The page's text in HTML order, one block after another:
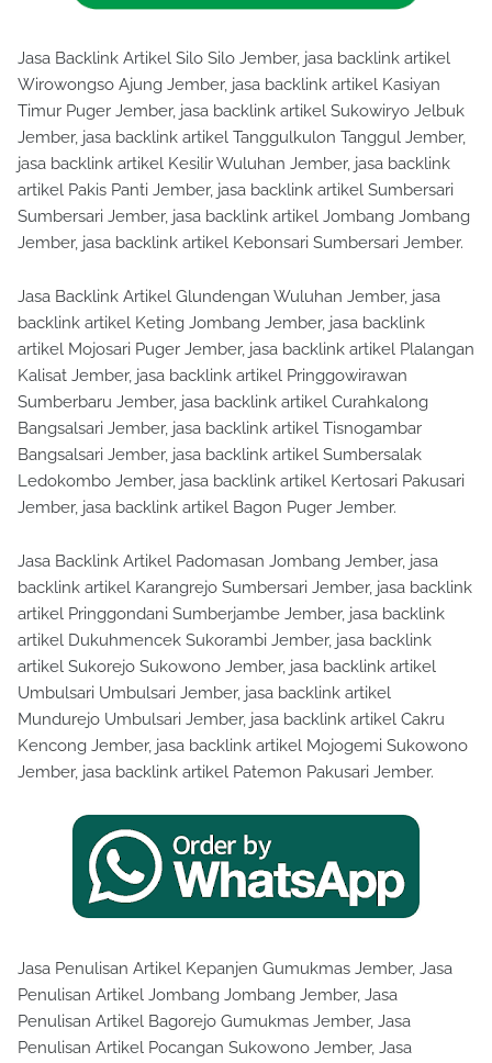
Jasa Backlink Artikel Silo Silo Jember, jasa backlink artikel
Wirowongso Ajung Jember, jasa backlink artikel Kasiyan
Timur Puger Jember, jasa backlink artikel Sukowiryo Jelbuk
Jember, jasa backlink artikel Tanggulkulon Tanggul Jember,
jasa backlink artikel Kesilir Wuluhan Jember, jasa backlink
artikel Pakis Panti Jember, jasa backlink artikel Sumbersari
Sumbersari Jember, jasa backlink artikel Jombang Jombang
Jember, jasa backlink artikel Kebonsari Sumbersari Jember.
Jasa Backlink Artikel Glundengan Wuluhan Jember, jasa
backlink artikel Keting Jombang Jember, jasa backlink
artikel Mojosari Puger Jember, jasa backlink artikel Plalangan
Kalisat Jember, jasa backlink artikel Pringgowirawan
Sumberbaru Jember, jasa backlink artikel Curahkalong
Bangsalsari Jember, jasa backlink artikel Tisnogambar
Bangsalsari Jember, jasa backlink artikel Sumbersalak
Ledokombo Jember, jasa backlink artikel Kertosari Pakusari
Jember, jasa backlink artikel Bagon Puger Jember.
Jasa Backlink Artikel Padomasan Jombang Jember, jasa
backlink artikel Karangrejo Sumbersari Jember, jasa backlink
artikel Pringgondani Sumberjambe Jember, jasa backlink
artikel Dukuhmencek Sukorambi Jember, jasa backlink
artikel Sukorejo Sukowono Jember, jasa backlink artikel
Umbulsari Umbulsari Jember, jasa backlink artikel
Mundurejo Umbulsari Jember, jasa backlink artikel Cakru
Kencong Jember, jasa backlink artikel Mojogemi Sukowono
Jember, jasa backlink artikel Patemon Pakusari Jember.
Jasa Penulisan Artikel Kepanjen Gumukmas Jember, Jasa
Penulisan Artikel Jombang Jombang Jember, Jasa
Penulisan Artikel Bagorejo Gumukmas Jember, Jasa
Penulisan Artikel Pocangan Sukowono Jember, Jasa